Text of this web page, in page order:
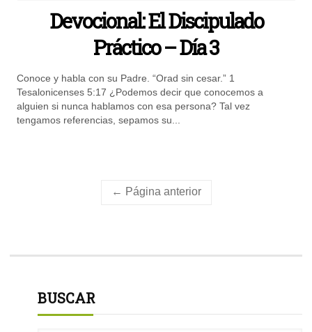
Devocional: El Discipulado
Práctico – Día 3
Conoce y habla con su Padre. “Orad sin cesar.” 1
Tesalonicenses 5:17 ¿Podemos decir que conocemos a
alguien si nunca hablamos con esa persona? Tal vez
tengamos referencias, sepamos su...
← Página anterior
BUSCAR